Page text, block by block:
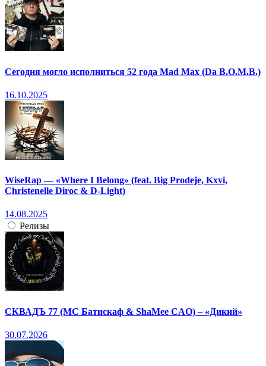
Сегодня могло исполниться 52 года Mad Max (Da B.O.M.B.)
16.10.2025
WiseRap — «Where I Belong» (feat. Big Prodeje, Kxvi,
Christenelle Diroc & D-Light)
14.08.2025
Релизы
СКВАДЪ 77 (МС Батискаф & ShaMee CAO) – «Дикий»
30.07.2026